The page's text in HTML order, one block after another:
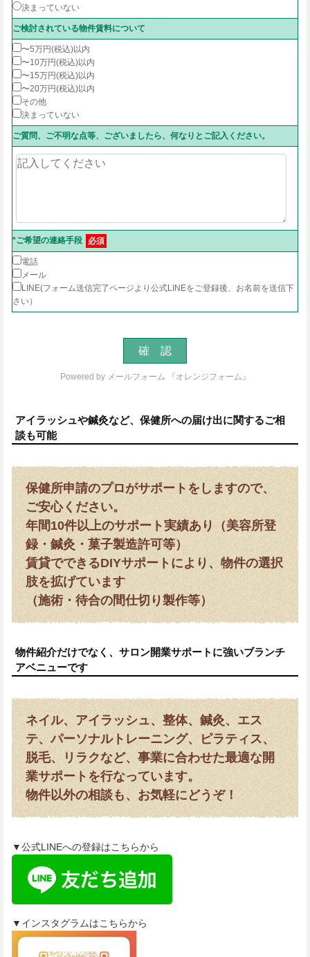
決まっていない
ご検討されている物件賃料について
〜5万円(税込)以内
〜10万円(税込)以内
〜15万円(税込)以内
〜20万円(税込)以内
その他
決まっていない
ご質問、ご不明な点等、ございましたら、何なりとご記入ください。
*ご希望の連絡手段 必須
電話
メール
LINE(フォーム送信完了ページより公式LINEをご登録後、お名前を送信下
さい）
Powered by メールフォーム 『オレンジフォーム』
アイラッシュや鍼灸など、保健所への届け出に関するご相
談も可能
保健所申請のプロがサポートをしますので、
ご安心ください。
年間10件以上のサポート実績あり（美容所登
録・鍼灸・菓子製造許可等）
賃貸でできるDIYサポートにより、物件の選択
肢を拡げています
（施術・待合の間仕切り製作等）
物件紹介だけでなく、サロン開業サポートに強いブランチ
アベニューです
ネイル、アイラッシュ、整体、鍼灸、エス
テ、パーソナルトレーニング、ピラティス、
脱毛、リラクなど、事業に合わせた最適な開
業サポートを行なっています。
物件以外の相談も、お気軽にどうぞ！
▼公式LINEへの登録はこちらから
▼インスタグラムはこちらから